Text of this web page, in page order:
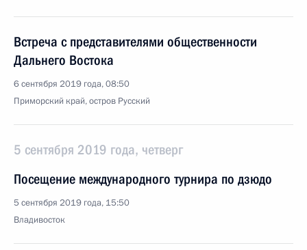
Встреча с представителями общественности
Дальнего Востока
6 сентября 2019 года, 08:50
Приморский край, остров Русский
5 сентября 2019 года, четверг
Посещение международного турнира по дзюдо
5 сентября 2019 года, 15:50
Владивосток